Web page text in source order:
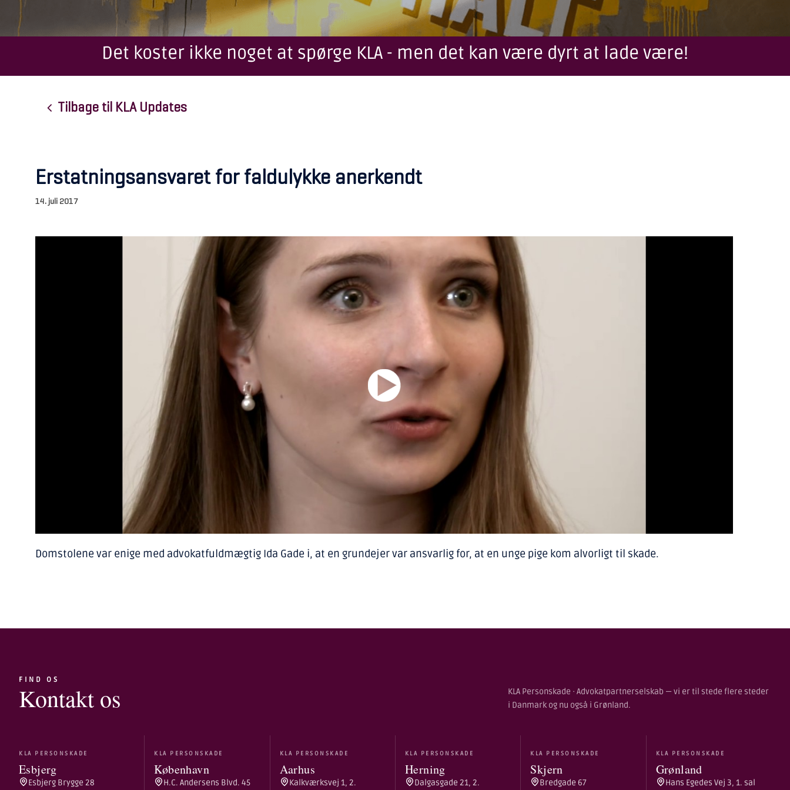
Det koster ikke noget at spørge KLA - men det kan være dyrt at lade være!
Tilbage til KLA Updates
Erstatningsansvaret for faldulykke anerkendt
14. juli 2017
Domstolene var enige med advokatfuldmægtig Ida Gade i, at en grundejer var ansvarlig for, at en unge pige kom alvorligt til skade.
FIND OS
Kontakt os
KLA Personskade · Advokatpartnerselskab — vi er til stede flere steder
i Danmark og nu også i Grønland.
KLA PERSONSKADE
Esbjerg
Esbjerg Brygge 28
KLA PERSONSKADE
København
H.C. Andersens Blvd. 45
KLA PERSONSKADE
Aarhus
Kalkværksvej 1, 2.
KLA PERSONSKADE
Herning
Dalgasgade 21, 2.
KLA PERSONSKADE
Skjern
Bredgade 67
KLA PERSONSKADE
Grønland
Hans Egedes Vej 3, 1. sal